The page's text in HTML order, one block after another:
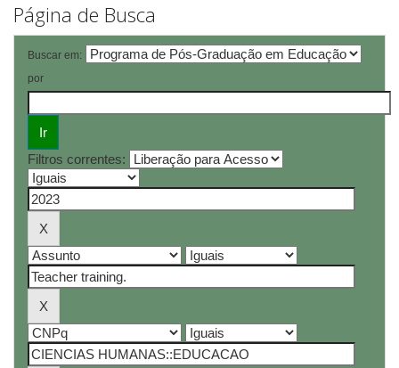
Página de Busca
Buscar em:
por
Filtros correntes: